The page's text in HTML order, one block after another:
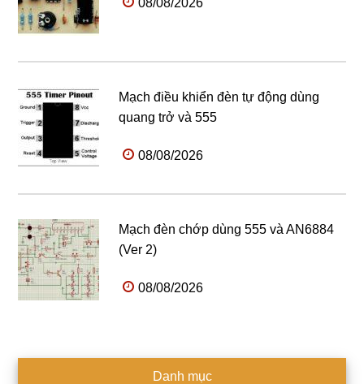
Mạch điều khiển đèn tự động dùng
quang trở và 555
08/08/2026
Mạch đèn chớp dùng 555 và AN6884
(Ver 2)
08/08/2026
Danh mục